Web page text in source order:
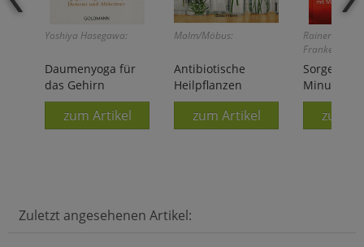
Yoshiya Hasegawa:
Daumenyoga für
das Gehirn
zum Artikel
Malm/Möbus:
Antibiotische
Heilpflanzen
zum Artikel
Rainer und
Franke:
Sorgenfrei
Minuten
zum
Zuletzt angesehenen Artikel: